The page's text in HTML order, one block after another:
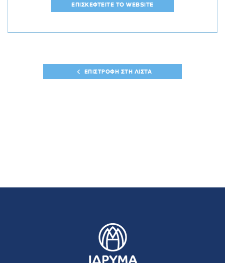
ΕΠΙΣΚΕΦΤΕΙΤΕ ΤΟ WEBSITE
ΕΠΙΣΤΡΟΦΗ ΣΤΗ ΛΙΣΤΑ